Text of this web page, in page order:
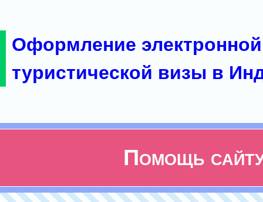
Оформление электронной
туристической визы в
Помощь